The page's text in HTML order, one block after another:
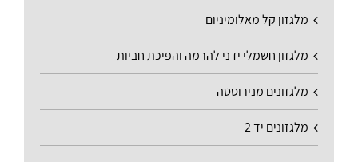
מלגזון קל מאלומיניום
מלגזון חשמלי ידני להרמה והפיכת חביות
מלגזונים מנירוסטה
מלגזונים יד 2